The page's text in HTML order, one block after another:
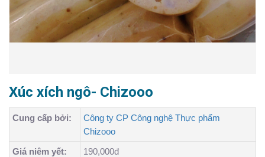
Xúc xích ngô- Chizooo
Cung cấp bởi:
Công ty CP Công nghệ Thực phẩm
Chizooo
Giá niêm yết:
190,000đ